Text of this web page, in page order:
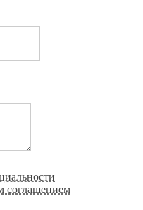
соглашением